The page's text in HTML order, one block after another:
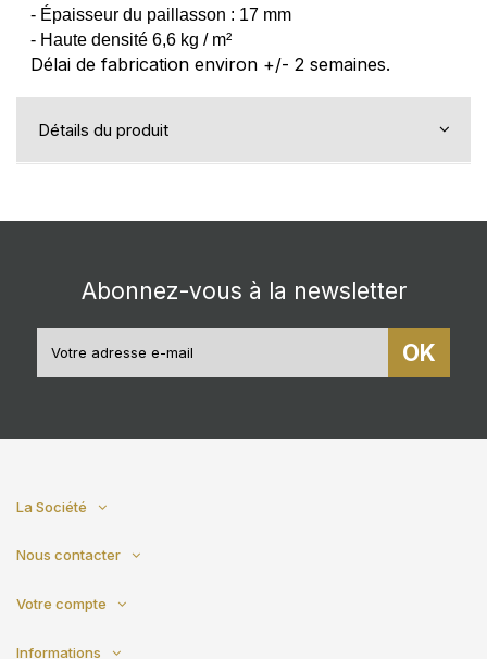
- Épaisseur du paillasson : 17 mm
- Haute densité 6,6 kg / m²
Délai de fabrication environ +/- 2 semaines.
Détails du produit
Abonnez-vous à la newsletter
OK
La Société
Nous contacter
Votre compte
Informations